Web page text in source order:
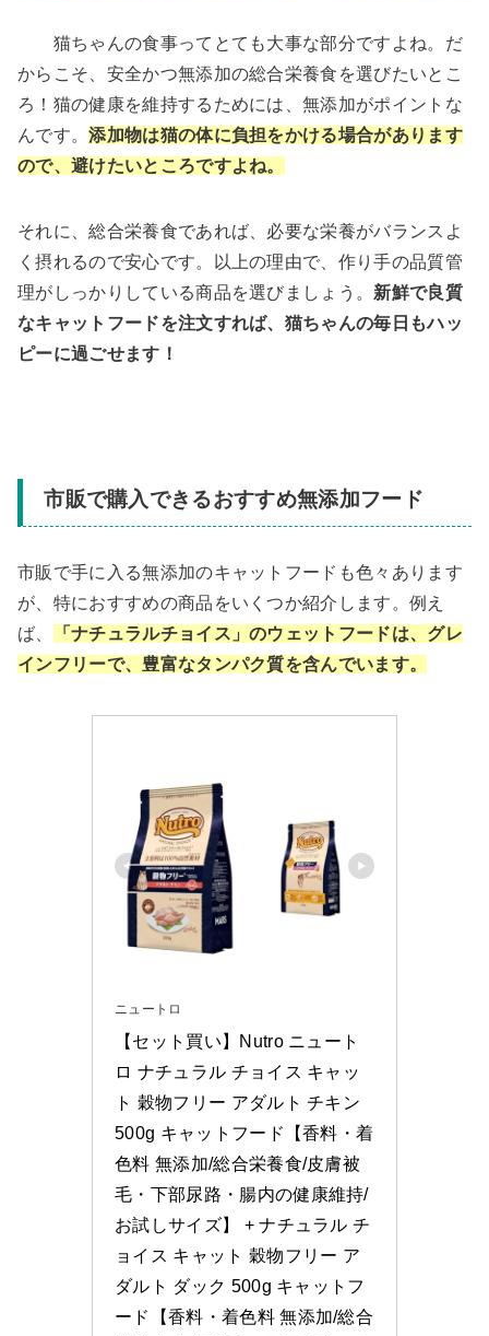
猫ちゃんの食事ってとても大事な部分ですよね。だ
からこそ、安全かつ無添加の総合栄養食を選びたいとこ
ろ！猫の健康を維持するためには、無添加がポイントな
んです。添加物は猫の体に負担をかける場合があります
ので、避けたいところですよね。
それに、総合栄養食であれば、必要な栄養がバランスよ
く摂れるので安心です。以上の理由で、作り手の品質管
理がしっかりしている商品を選びましょう。 新鮮で良質
なキャットフードを注文すれば、猫ちゃんの毎日もハッ
ピーに過ごせます ！
市販で購入できるおすすめ無添加フード
市販で手に入る無添加のキャットフードも色々あります
が、特におすすめの商品をいくつか紹介します。例え
ば、
「ナチュラルチョイス」のウェットフードは、グレ
インフリーで、豊富なタンパク質を含んでいます。
ニュートロ
【セット買い】Nutro ニュート
ロ ナチュラル チョイス キャッ
ト 穀物フリー アダルト チキン
500g キャットフード【香料・着
色料 無添加/総合栄養食/皮膚被
毛・下部尿路・腸内の健康維持/
お試しサイズ】 + ナチュラル チ
ョイス キャット 穀物フリー ア
ダルト ダック 500g キャットフ
ード【香料・着色料 無添加/総合